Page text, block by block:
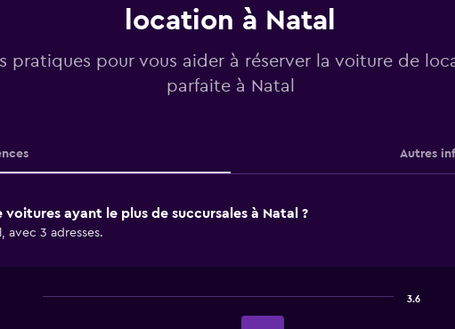
location à Natal
pratiques pour vous aider à réserver la voiture de
parfaite à Natal
Autres
ayant le plus de succursales à Natal ?
avec 3 adresses.
3.6